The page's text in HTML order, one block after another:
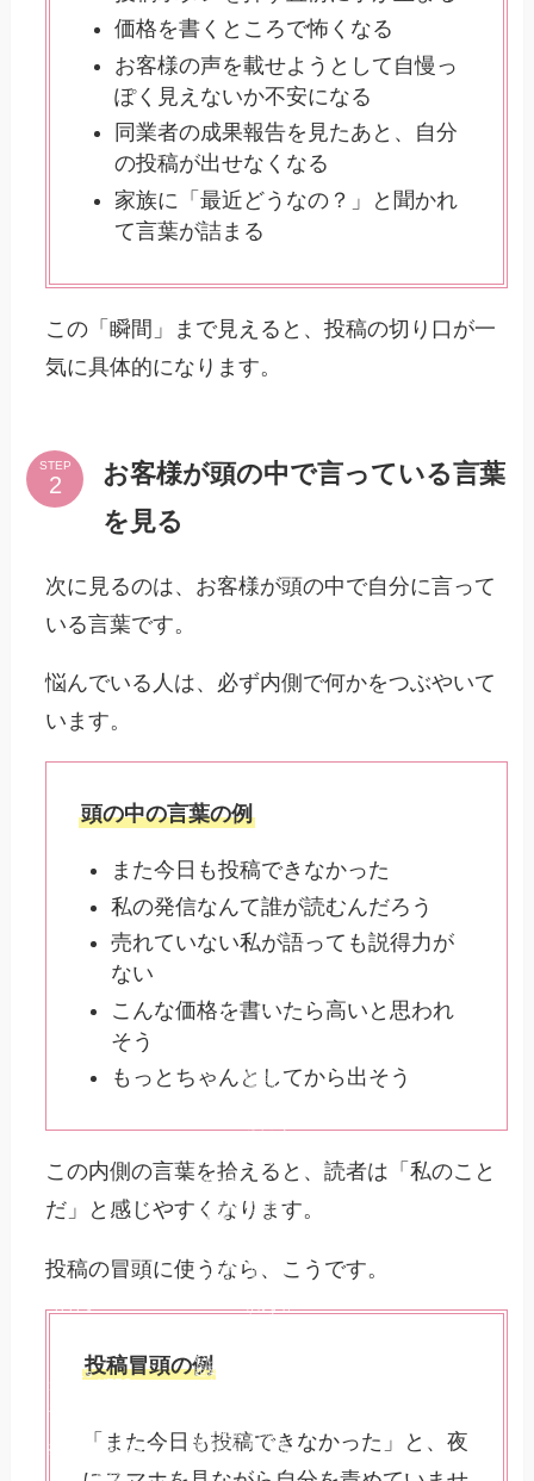
価格を書くところで怖くなる
お客様の声を載せようとして自慢っ
ぽく見えないか不安になる
同業者の成果報告を見たあと、自分
の投稿が出せなくなる
家族に「最近どうなの？」と聞かれ
て言葉が詰まる
この「瞬間」まで見えると、投稿の切り口が一
気に具体的になります。
STEP
お客様が頭の中で言っている言葉
を見る
次に見るのは、お客様が頭の中で自分に言って
いる言葉です。
悩んでいる人は、必ず内側で何かをつぶやいて
います。
頭の中の言葉の例
また今日も投稿できなかった
私の発信なんて誰が読むんだろう
売れていない私が語っても説得力が
ない
こんな価格を書いたら高いと思われ
そう
もっとちゃんとしてから出そう
この内側の言葉を拾えると、読者は「私のこと
だ」と感じやすくなります。
投稿の冒頭に使うなら、こうです。
投稿冒頭の例
「また今日も投稿できなかった」と、夜
YELL's
YELL’s
容子とは
夢を叶え
HEROコ
HEROコ
結果から
女性起業
のお悩み
解決
発信でき
ない女性
起業家さ
ない女性
起業家さ
んへ
い女性起
業家さん
ヒーロー
スタジオ
起業家マ
マが“や
《行動で
きない
自分がつ
業家ママ
が“やる
気スイッ
り戻す方
れる行
動”に変
わる習慣